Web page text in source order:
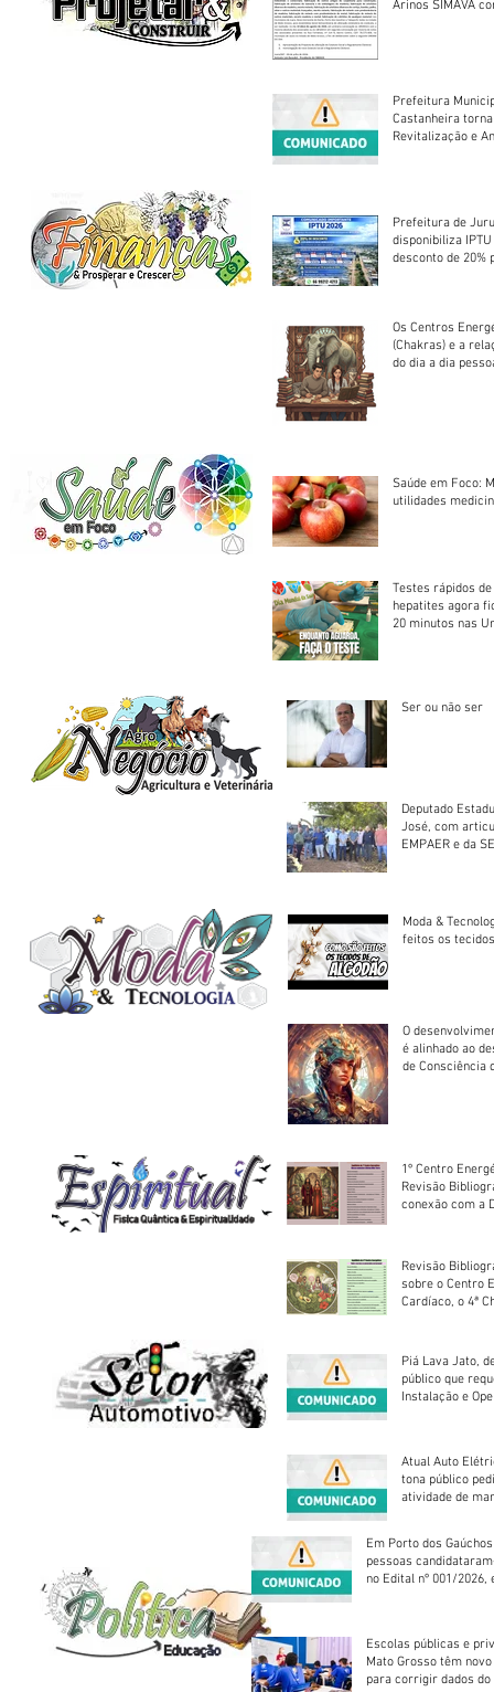
Arinos SIMAVA convoca à
Prefeitura
Castanheira
Revitalização e
Prefeitura de
disponibiliza
desconto de 20%
Os Centros
(Chakras) e a
do dia a dia
Saúde em Foco:
utilidades
Testes rápidos
hepatites agora
20 minutos nas
Ser ou não ser
Deputado
José, com
EMPAER e da
Moda &
feitos os
O
é alinhado ao
de Consciência
1º Centro
Revisão
conexão com a
Revisão
sobre o Centro
Cardíaco, o 4ª
Piá Lava Jato,
público que
Instalação e
Atual Auto
tona público
atividade de
Em Porto dos
pessoas
no Edital nº 001/2026,
Escolas públicas e
Mato Grosso têm
para corrigir dados do